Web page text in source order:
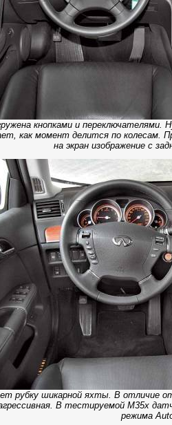
кнопками и
как момент делится по колесам.
на экран изображение с
рубку шикарной яхты. В отличие
В тестируемой М35х
режима